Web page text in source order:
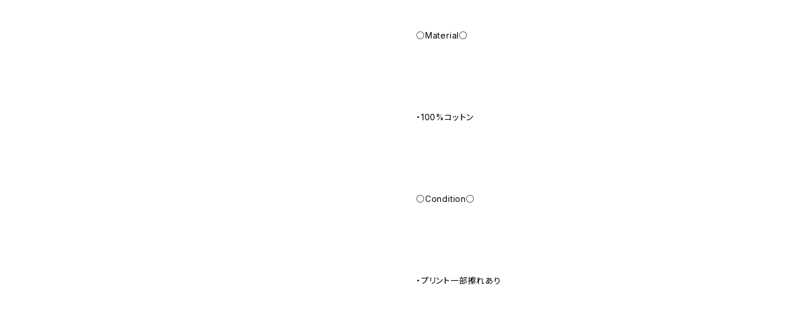
○Material○
・100%コットン
○Condition○
・プリント一部擦れあり